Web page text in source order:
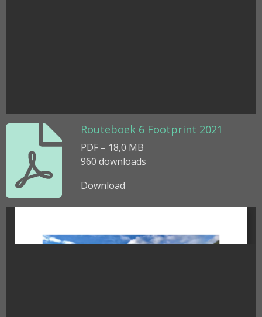
Routeboek 6 Footprint 2021
PDF – 18,0 MB
960 downloads
Download